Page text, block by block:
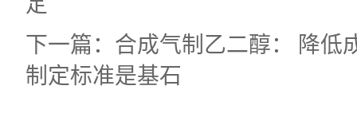
下一篇：合成气制乙二醇： 降低
制定标准是基石